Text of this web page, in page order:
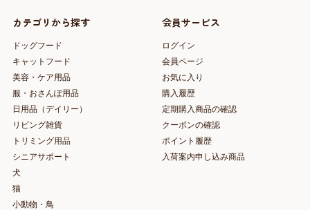
カテゴリから探す
ドッグフード
キャットフード
美容・ケア用品
服・おさんぽ用品
日用品（デイリー）
リビング雑貨
トリミング用品
シニアサポート
犬
猫
小動物・鳥
会員サービス
ログイン
会員ページ
お気に入り
購入履歴
定期購入商品の確認
クーポンの確認
ポイント履歴
入荷案内申し込み商品